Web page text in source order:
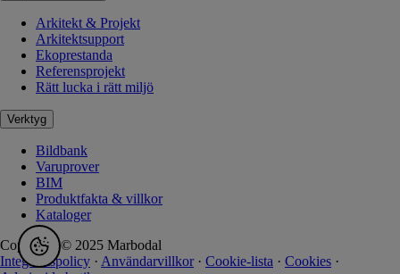
Arkitekt & Projekt
Arkitektsupport
Ekoprestanda
Referensprojekt
Rätt lucka i rätt miljö
Verktyg
Bildbank
Varuprover
BIM
Produktfakta & villkor
Kataloger
Copyright © 2025 Marbodal
Integritetspolicy · Användarvillkor · Cookie-lista · Cookies ·